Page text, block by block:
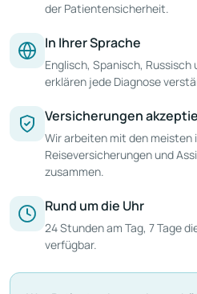
der Patientensicherheit.
In Ihrer Sprache
Englisch, Spanisch,
erklären jede Diagnose
Versicherungen
Wir arbeiten mit den
Reiseversicherungen und
zusammen.
Rund um die Uhr
24 Stunden am Tag, 7 Tage
verfügbar.